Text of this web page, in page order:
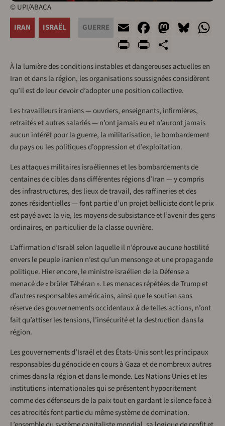
© UPI/ABACA
IRAN
ISRAËL GUERRE EmailFacebook
Print
À la lumière des conditions instables et dangereuses actuelles en
Iran et dans la région, les organisations soussignées considèrent
qu’il est de leur devoir d’adopter une position collective.
Les travailleurs iraniens — ouvriers, enseignants, infirmières,
retraités et autres salariés — n’ont jamais eu et n’auront jamais
aucun intérêt pour la guerre, la militarisation, le bombardement
du pays ou les politiques d’oppression et d’exploitation.
Les attaques militaires israéliennes et les bombardements de
centaines de cibles dans différentes régions d’Iran — y compris
des infrastructures, des lieux de travail, des raffineries et des
zones résidentielles — font partie d’un projet belliciste dont le prix
est payé avec la vie, les moyens de subsistance et l’avenir des gens
ordinaires, en particulier de la classe ouvrière.
L’affirmation d’Israël selon laquelle il n’éprouve aucune hostilité
envers le peuple iranien n’est qu’un mensonge et une propagande
politique. Hier encore, le ministre israélien de la Défense a
menacé de « brûler Téhéran ». Les menaces répétées de Trump et
d’autres responsables américains, ainsi que le soutien sans
réserve des gouvernements occidentaux à de telles actions, n’ont
fait qu’attiser les tensions, l’insécurité et la destruction dans la
région.
Les gouvernements d’Israël et des États-Unis sont les principaux
responsables du génocide en cours à Gaza et de nombreux autres
crimes dans la région et dans le monde. Les Nations Unies et les
institutions internationales qui se présentent hypocritement
comme des défenseurs de la paix tout en gardant le silence face à
ces atrocités font partie du même système de domination.